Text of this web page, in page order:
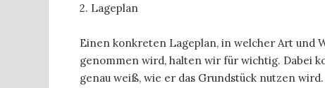
2. Lageplan
Einen konkreten Lageplan, in welcher Art und
genommen wird, halten wir für wichtig. Dabei
genau weiß, wie er das Grundstück nutzen